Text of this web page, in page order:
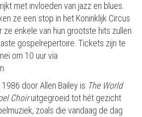
met invloeden van jazz en blues.
ze een stop in het Koninklijk Circus
enkele van hun grootste hits zullen
gospelrepertoire. Tickets zijn te
om 10 uur via
door Allen Bailey is The World
Choiruitgegroeid tot hét gezicht
zoals die vandaag de dag